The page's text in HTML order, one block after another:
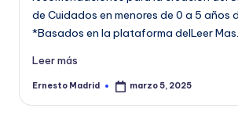
v
a
de Cuidados en menores de 0 a 5 años
*Basados en la plataforma delLeer Mas…
Leer más
Publicado
Ernesto Madrid marzo 5, 2025